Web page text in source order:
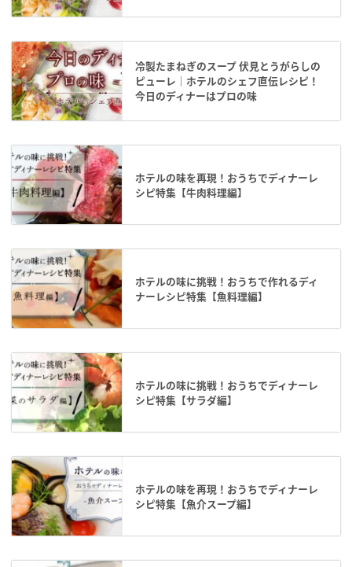
冷製たまねぎのスープ 伏見とうがらしの
ピューレ｜ホテルのシェフ直伝レシピ！
今日のディナーはプロの味
ホテルの味を再現！おうちでディナーレ
シピ特集【牛肉料理編】
ホテルの味に挑戦！おうちで作れるディ
ナーレシピ特集【魚料理編】
ホテルの味に挑戦！おうちでディナーレ
シピ特集【サラダ編】
ホテルの味を再現！おうちでディナーレ
シピ特集【魚介スープ編】